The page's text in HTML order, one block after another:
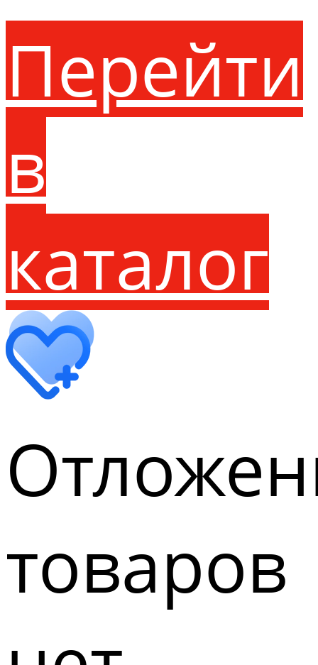
Перейти
в
каталог
товаров